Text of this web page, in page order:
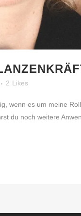
2 Likes
wenn es um meine
du noch weitere